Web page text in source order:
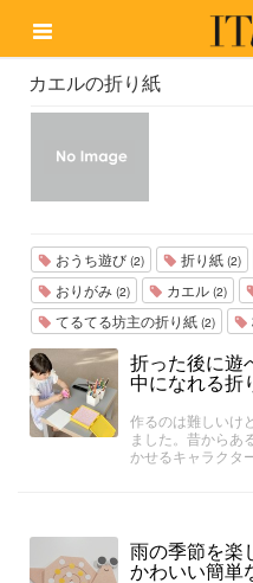
カエルの折り紙
おうち遊び (2) 折り紙 (2)
おりがみ (2) カエル (2)
てるてる坊主の折り紙 (2)
折った後に遊
中になれる折
作るのは難しいけ
ました。昔からあ
かせるキャラクタ
雨の季節を楽
かわいい簡単